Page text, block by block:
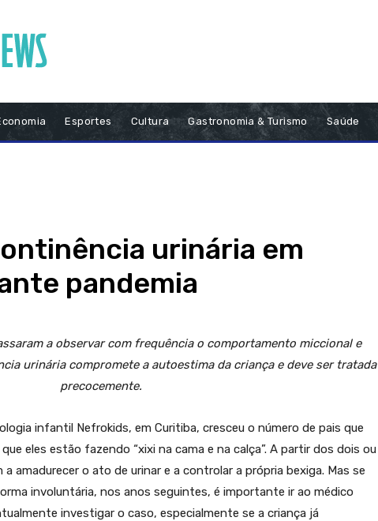
Esportes Cultura Gastronomia & Turismo Saúde
urinária em
pandemia
a observar com frequência o comportamento miccional e
urinária compromete a autoestima da criança e deve ser tratada
precocemente.
infantil Nefrokids, em Curitiba, cresceu o número de pais que
eles estão fazendo “xixi na cama e na calça”. A partir dos dois ou
amadurecer o ato de urinar e a controlar a própria bexiga. Mas se
involuntária, nos anos seguintes, é importante ir ao médico
investigar o caso, especialmente se a criança já